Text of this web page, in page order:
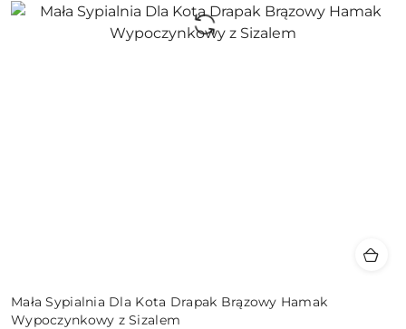
Mała Sypialnia Dla Kota Drapak Brązowy Hamak
Wypoczynkowy z Sizalem